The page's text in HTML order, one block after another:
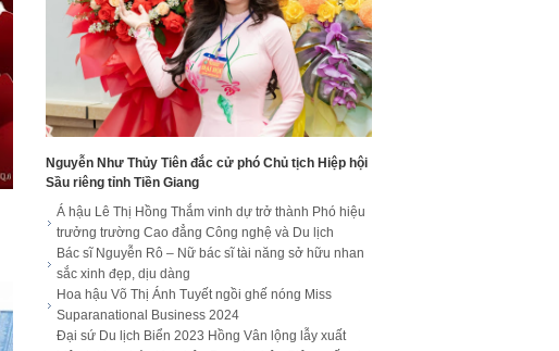
Nguyễn Như Thủy Tiên đắc cử phó Chủ tịch Hiệp hội
Sầu riêng tỉnh Tiền Giang
Á hậu Lê Thị Hồng Thắm vinh dự trở thành Phó hiệu
trưởng trường Cao đẳng Công nghệ và Du lịch
Bác sĩ Nguyễn Rô – Nữ bác sĩ tài năng sở hữu nhan
sắc xinh đẹp, dịu dàng
Hoa hậu Võ Thị Ánh Tuyết ngồi ghế nóng Miss
Suparanational Business 2024
Đại sứ Du lịch Biển 2023 Hồng Vân lộng lẫy xuất